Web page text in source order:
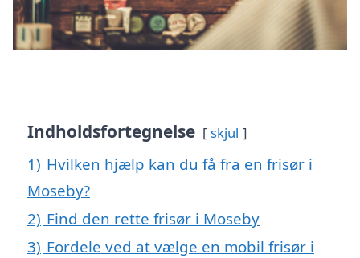
Indholdsfortegnelse skjul
1) Hvilken hjælp kan du få fra en frisør i
Moseby?
2) Find den rette frisør i Moseby
3) Fordele ved at vælge en mobil frisør i